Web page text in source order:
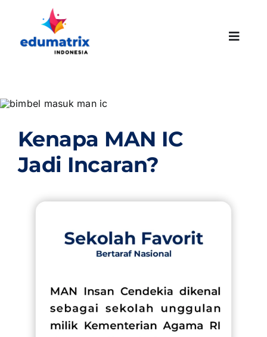
content
Toggle
ABOUT US
SUCCESS STORIES
PROMO
OUR PROGRAM
Kenapa MAN IC
Jadi Incaran?